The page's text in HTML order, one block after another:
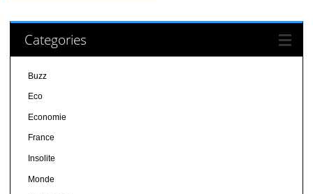
Categories
Buzz
Eco
Economie
France
Insolite
Monde